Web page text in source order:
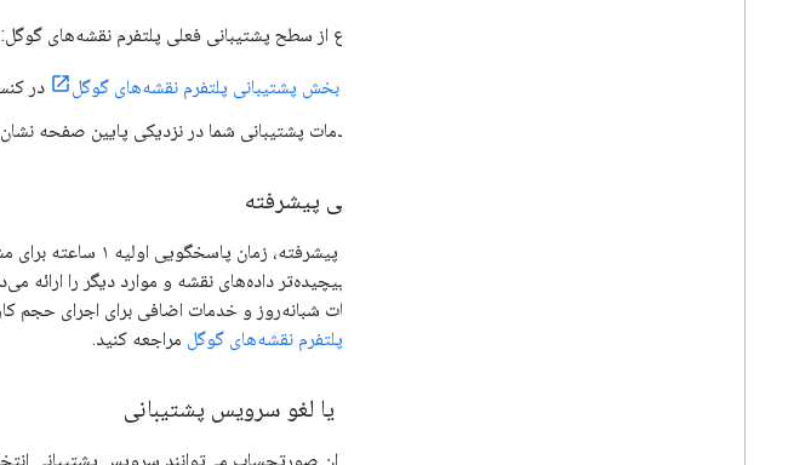
برای اطلاع از سطح پشتیبانی فعلی پلتفرم نقشه‌های گوگل:
بخش پشتیبانی پلتفرم نقشه‌های گوگل
در
خدمات پشتیبانی شما در نزدیکی پایین صفحه
پشتیبانی پیشرفته
مشکلات پیچیده‌تر داده‌های نقشه و موارد دیگر را
تمام ساعات شبانه‌روز و خدمات اضافی برای اجرای حجم
مشتریان پلتفرم نقشه‌های گوگل مراجعه کنید.
ثبت نام یا لغو سرویس پشتیبانی
فقط مدیران صورتحساب می‌توانند سرویس پشتیبانی